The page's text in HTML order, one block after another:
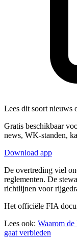
Lees dit soort nieuws
Gratis beschikbaar
news, WK-standen,
Download app
De overtreding viel
reglementen. De
richtlijnen voor
Het officiële FIA
Lees ook: Waarom
gaat verbieden